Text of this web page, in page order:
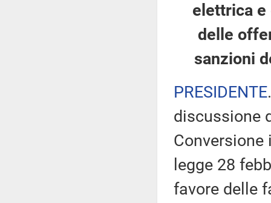
elettrica e
delle
sanzioni
PRESIDENTE
discussione
Conversione
legge 28
favore delle